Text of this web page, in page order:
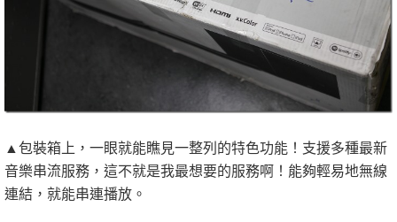
▲包裝箱上，一眼就能瞧見一整列的特色功能！支援多種最新
音樂串流服務，這不就是我最想要的服務啊！能夠輕易地無線
連結，就能串連播放。